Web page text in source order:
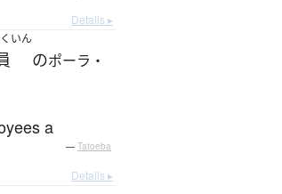
Details ▸
いん
のポーラ・
a
— Tatoeba
Details ▸